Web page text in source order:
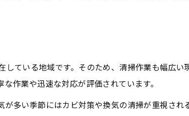
に挑戦するためのコツ
業に挑戦する際のポイント
して必要な基礎スキル習得法
ている地域です。そのため、清掃作業も幅広い
作業や迅速な対応が評価されています。
多い季節にはカビ対策や換気の清掃が重視され